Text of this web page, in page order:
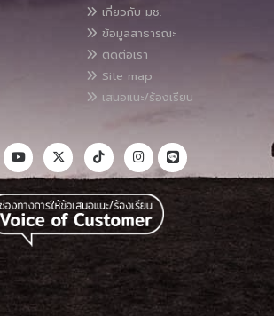
เกี่ยวกับ มช.
ข้อมูลสาธารณะ
ติดต่อเรา
Site map
เสนอแนะ/ร้องเรียน